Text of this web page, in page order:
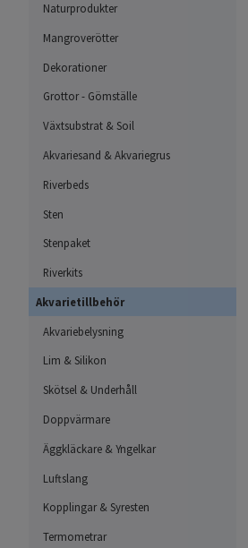
Naturprodukter
Mangroverötter
Dekorationer
Grottor - Gömställe
Växtsubstrat & Soil
Akvariesand & Akvariegrus
Riverbeds
Sten
Stenpaket
Riverkits
Akvarietillbehör
Akvariebelysning
Lim & Silikon
Skötsel & Underhåll
Doppvärmare
Äggkläckare & Yngelkar
Luftslang
Kopplingar & Syresten
Termometrar